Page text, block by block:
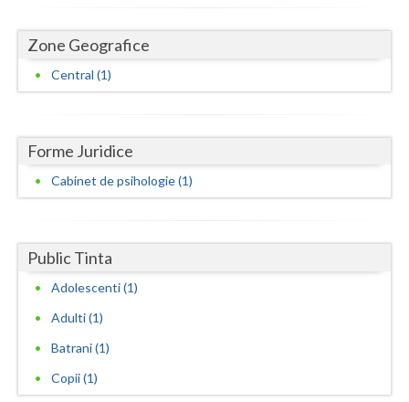
Iasi
Ilfov
Mehedinti
Mures
Olt
Prahova
Salaj
Satu-Mare
Sibiu
Psihoterapie - Interventie psihoterapeutica in ... (1)
Psihoterapie - Interventie psihoterapeutica in ... (1)
Psihoterapie suportiva (1)
Zone Geografice
Central (1)
Forme Juridice
Cabinet de psihologie (1)
Public Tinta
Adolescenti (1)
Adulti (1)
Batrani (1)
Copii (1)